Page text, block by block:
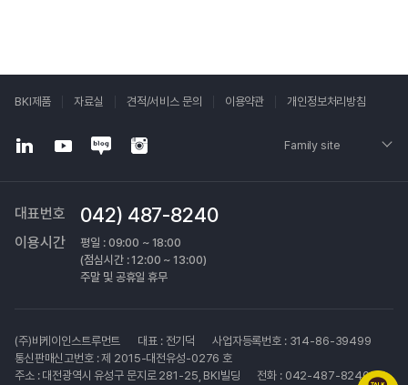
BKI제품 자료실 견적/서비스 문의 이용약관 개인정보처리방침
Family site
(주)비케이인스트루먼트 대표 : 전기덕
사업자등록번호 : 314-86-39499
통신판매신고번호 : 제 2015-대전유성-0276 호
주소 : 대전광역시 유성구 문지로 281-25, BKI빌딩
전화 : 042-487-8240
대표번호 042) 487-8240
이용시간
평일 : 09:00 ~ 18:00
(점심시간 : 12:00 ~ 13:00)
주말 및 공휴일 휴무